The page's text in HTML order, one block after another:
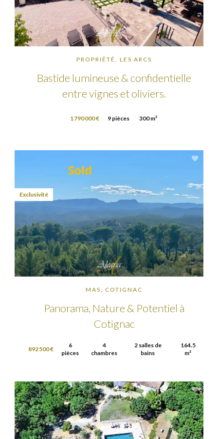
PROPRIÉTÉ, LES ARCS
Bastide lumineuse & confidentielle
entre vignes et oliviers.
1 790 000 € 9 pièces 300 m²
MAS, COTIGNAC
Panorama, Nature & Potentiel à
Cotignac
892 500 €
6
pièces
4
chambres
2 salles de
bains
164.5
m²
Exclusivité